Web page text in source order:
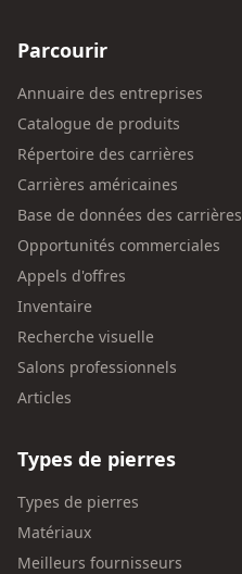
Parcourir
Annuaire des entreprises
Catalogue de produits
Répertoire des carrières
Carrières américaines
Base de données des carrières
Opportunités commerciales
Appels d'offres
Inventaire
Recherche visuelle
Salons professionnels
Articles
Types de pierres
Types de pierres
Matériaux
Meilleurs fournisseurs